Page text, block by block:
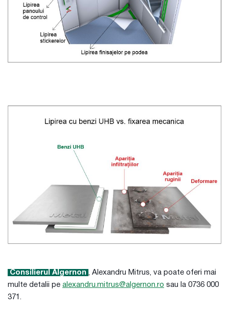
Consilierul Algernon , Alexandru Mitrus, va poate oferi mai
multe detalii pe alexandru.mitrus@algernon.ro sau la 0736 000
371.